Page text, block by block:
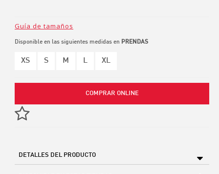
Guía de tamaños
Disponible en las siguientes medidas en PRENDAS
XS S M L XL
COMPRAR ONLINE
DETALLES DEL PRODUCTO